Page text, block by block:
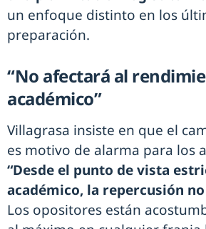
un enfoque distinto en los
preparación.
“No afectará al
académico”
Villagrasa insiste en que el
es motivo de alarma para los
“Desde el punto de vista
académico, la repercusión
Los opositores están